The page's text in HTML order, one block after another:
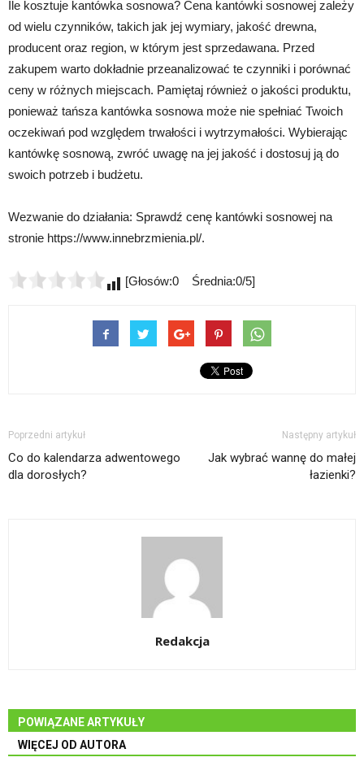
Ile kosztuje kantówka sosnowa? Cena kantówki sosnowej zależy
od wielu czynników, takich jak jej wymiary, jakość drewna,
producent oraz region, w którym jest sprzedawana. Przed
zakupem warto dokładnie przeanalizować te czynniki i porównać
ceny w różnych miejscach. Pamiętaj również o jakości produktu,
ponieważ tańsza kantówka sosnowa może nie spełniać Twoich
oczekiwań pod względem trwałości i wytrzymałości. Wybierając
kantówkę sosnową, zwróć uwagę na jej jakość i dostosuj ją do
swoich potrzeb i budżetu.
Wezwanie do działania: Sprawdź cenę kantówki sosnowej na
stronie https://www.innebrzmienia.pl/.
[Głosów:0 Średnia:0/5]
Poprzedni artykuł
Co do kalendarza adwentowego
dla dorosłych?
Następny artykuł
Jak wybrać wannę do małej
łazienki?
Redakcja
POWIĄZANE ARTYKUŁY
WIĘCEJ OD AUTORA